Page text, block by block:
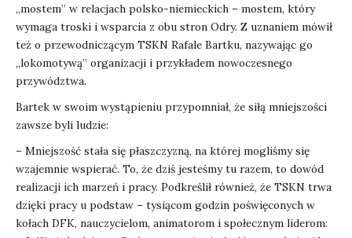
„mostem” w relacjach polsko-niemieckich – mostem, który
wymaga troski i wsparcia z obu stron Odry. Z uznaniem mówił
też o przewodniczącym TSKN Rafale Bartku, nazywając go
„lokomotywą” organizacji i przykładem nowoczesnego
przywództwa.
Bartek w swoim wystąpieniu przypomniał, że siłą mniejszości
zawsze byli ludzie:
– Mniejszość stała się płaszczyzną, na której mogliśmy się
wzajemnie wspierać. To, że dziś jesteśmy tu razem, to dowód
realizacji ich marzeń i pracy. Podkreślił również, że TSKN trwa
dzięki pracy u podstaw – tysiącom godzin poświęconych w
kołach DFK, nauczycielom, animatorom i społecznym liderom: